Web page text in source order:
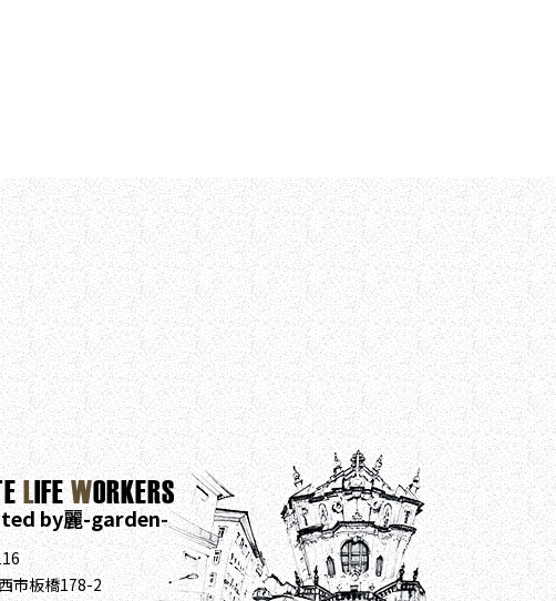
LIFEWORKERS
by麗-garden-
市板橋178-2